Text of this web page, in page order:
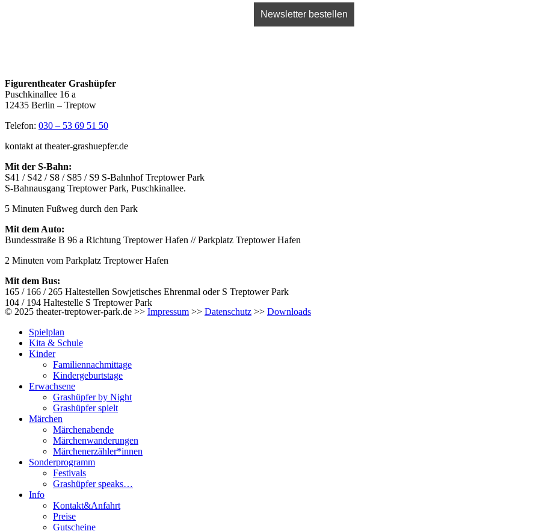
Figurentheater Grashüpfer
Puschkinallee 16 a
12435 Berlin – Treptow
Telefon: 030 – 53 69 51 50
kontakt at theater-grashuepfer.de
Mit der S-Bahn:
S41 / S42 / S8 / S85 / S9 S-Bahnhof Treptower Park
S-Bahnausgang Treptower Park, Puschkinallee.
5 Minuten Fußweg durch den Park
Mit dem Auto:
Bundesstraße B 96 a Richtung Treptower Hafen // Parkplatz Treptower Hafen
2 Minuten vom Parkplatz Treptower Hafen
Mit dem Bus:
165 / 166 / 265 Haltestellen Sowjetisches Ehrenmal oder S Treptower Park
104 / 194 Haltestelle S Treptower Park
© 2025 theater-treptower-park.de >> Impressum >> Datenschutz >> Downloads
Spielplan
Kita & Schule
Kinder
Familiennachmittage
Kindergeburtstage
Erwachsene
Grashüpfer by Night
Grashüpfer spielt
Märchen
Märchenabende
Märchenwanderungen
Märchenerzähler*innen
Sonderprogramm
Festivals
Grashüpfer speaks…
Info
Kontakt&Anfahrt
Preise
Gutscheine